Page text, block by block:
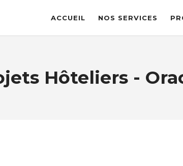
ACCUEIL NOS SERVICES
Hôteliers -